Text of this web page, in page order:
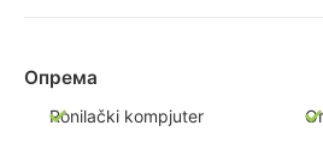
Опрема
Ronilački kompjuter